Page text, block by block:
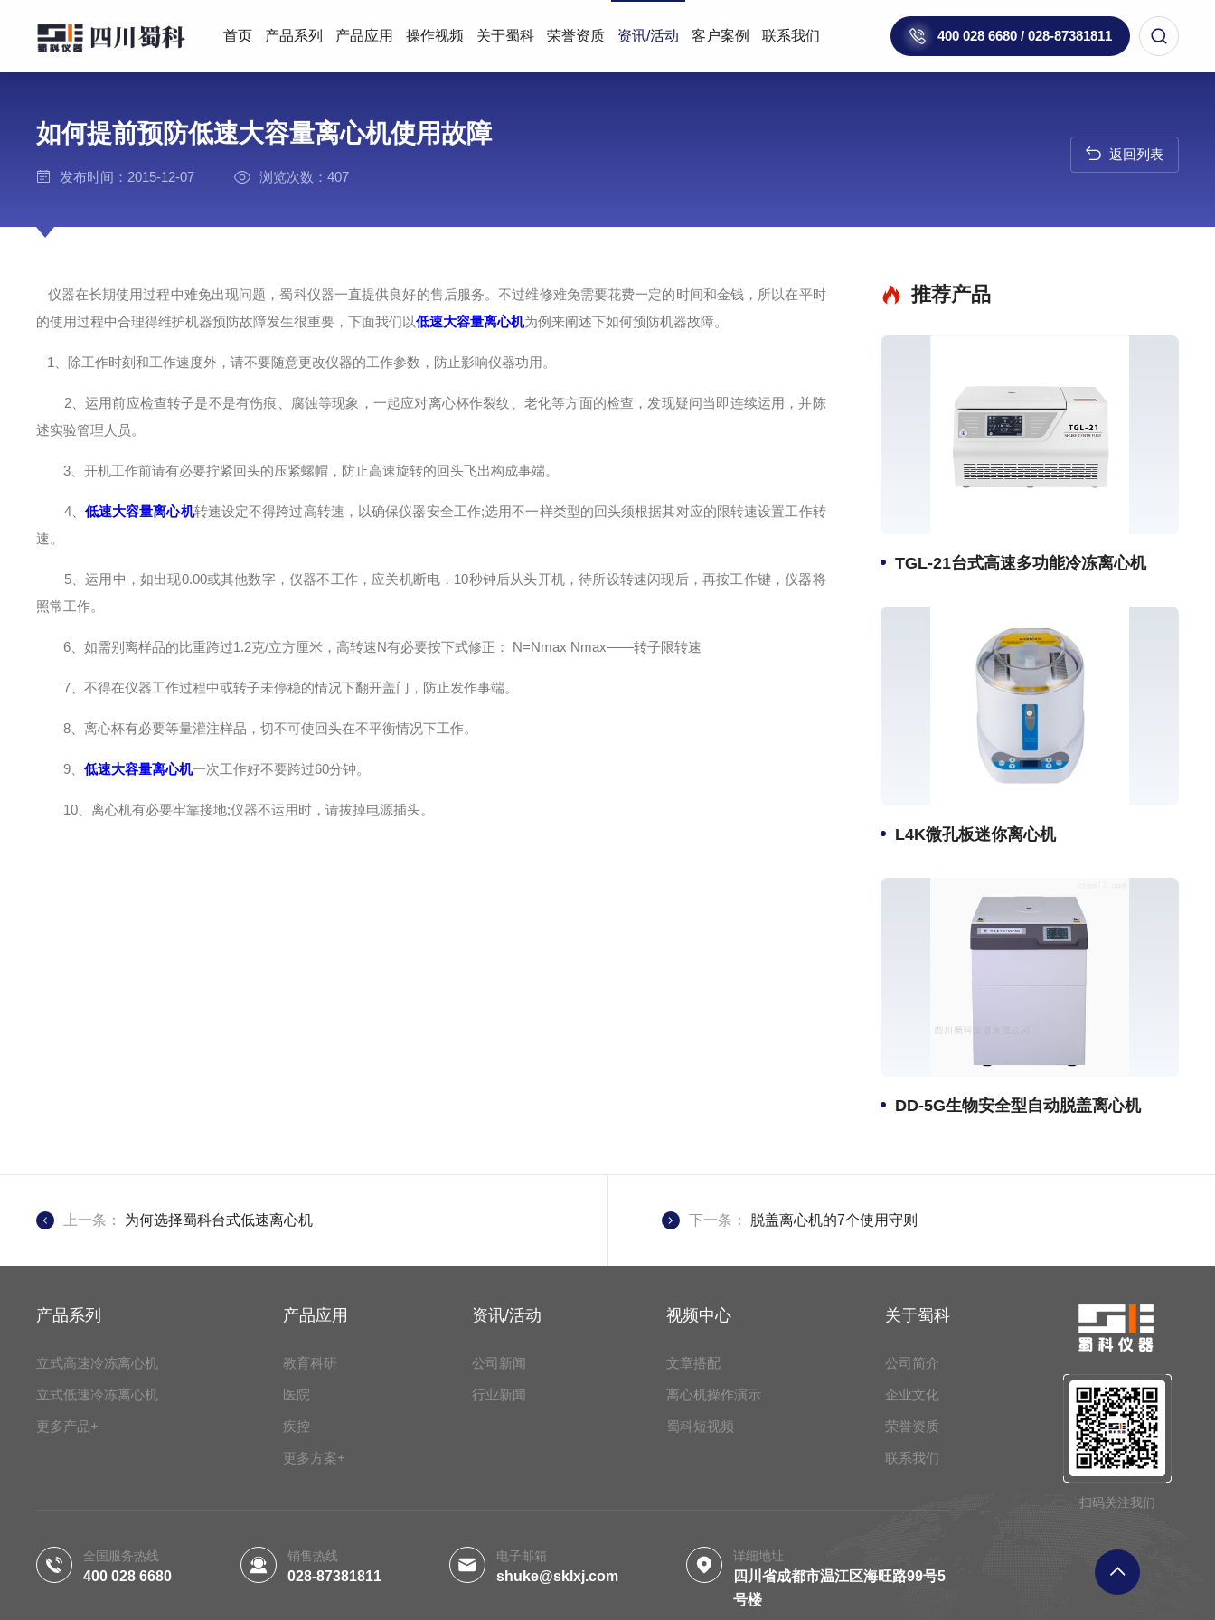
400 028 6680 / 028-87381811
首页 产品系列 产品应用 操作视频 关于蜀科 荣誉资质 资讯/活动 客户案例 联系我们
如何提前预防低速大容量离心机使用故障
发布时间：2015-12-07 浏览次数：407
返回列表
仪器在长期使用过程中难免出现问题，蜀科仪器一直提供良好的售后服务。不过维修难免需要花费一定的时间和金钱，所以在平时
的使用过程中合理得维护机器预防故障发生很重要，下面我们以低速大容量离心机为例来阐述下如何预防机器故障。
1、除工作时刻和工作速度外，请不要随意更改仪器的工作参数，防止影响仪器功用。
2、运用前应检查转子是不是有伤痕、腐蚀等现象，一起应对离心杯作裂纹、老化等方面的检查，发现疑问当即连续运用，并陈
述实验管理人员。
3、开机工作前请有必要拧紧回头的压紧螺帽，防止高速旋转的回头飞出构成事端。
4、 低速大容量离心机转速设定不得跨过高转速，以确保仪器安全工作;选用不一样类型的回头须根据其对应的限转速设置工作转
速。
5、运用中，如出现0.00或其他数字，仪器不工作，应关机断电，10秒钟后从头开机，待所设转速闪现后，再按工作键，仪器将
照常工作。
6、如需别离样品的比重跨过1.2克/立方厘米，高转速N有必要按下式修正： N=Nmax Nmax——转子限转速
7、不得在仪器工作过程中或转子未停稳的情况下翻开盖门，防止发作事端。
8、离心杯有必要等量灌注样品，切不可使回头在不平衡情况下工作。
9、低速大容量离心机一次工作好不要跨过60分钟。
10、离心机有必要牢靠接地;仪器不运用时，请拔掉电源插头。
推荐产品
TGL-21台式高速多功能冷冻离心机
L4K微孔板迷你离心机
DD-5G生物安全型自动脱盖离心机
上一条： 为何选择蜀科台式低速离心机 下一条： 脱盖离心机的7个使用守则
产品系列
立式高速冷冻离心机
立式低速冷冻离心机
更多产品+
产品应用
教育科研
医院
疾控
更多方案+
资讯/活动
公司新闻
行业新闻
视频中心
文章搭配
离心机操作演示
蜀科短视频
关于蜀科
公司简介
企业文化
荣誉资质
联系我们
全国服务热线
400 028 6680
销售热线
028-87381811
电子邮箱
shuke@sklxj.com
详细地址
四川省成都市温江区海旺路99号5
号楼
扫码关注我们